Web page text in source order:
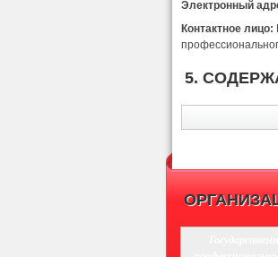
Электронный
Контактное лицо:
5.